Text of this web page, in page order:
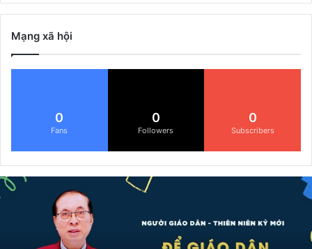
Mạng xã hội
0
Fans
0
Followers
0
Subscribers
Đ
ể